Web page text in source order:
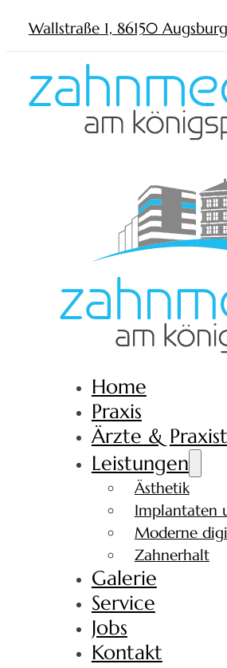
Wallstraße 1, 86150 Augsburg
Home
Praxis
Ärzte &
Leistungen
Ästhetik
Implantaten
Moderne
Zahnerhalt
Galerie
Service
Jobs
Kontakt